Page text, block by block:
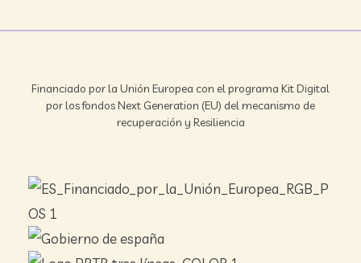
Financiado por la Unión Europea con el programa Kit Digital
por los fondos Next Generation (EU) del mecanismo de
recuperación y Resiliencia